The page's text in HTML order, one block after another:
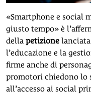
«Smartphone e social
giusto tempo» è
della petizione
l’educazione e la
firme anche di
promotori chiedono lo
all’accesso ai social